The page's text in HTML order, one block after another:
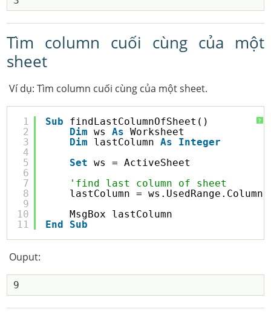
Tìm column cuối cùng của một
sheet
Ví dụ: Tìm column cuối cùng của một sheet.
?
1
2
3
4
5
6
7
8
9
10
11
Sub
findLastColumnOfSheet()
Dim
ws As
Worksheet
Dim
lastColumn As
Integer
Set
ws = ActiveSheet
'find last column of sheet
lastColumn =
MsgBox lastColumn
End
Sub
Ouput: